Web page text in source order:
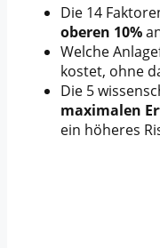
Die 14
oberen 10%
Welche
kostet, ohne
Die 5
maximalen
ein höheres